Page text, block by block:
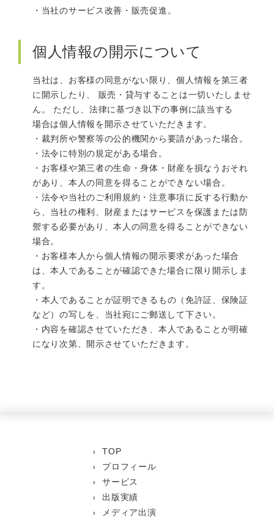
当社のサービス改善・販売促進。
個人情報の開示について
当社は、お客様の同意がない限り、個人情報を第三者
に開示したり、 販売・貸与することは一切いたしませ
ん。 ただし、法律に基づき以下の事例に該当する
場合は個人情報を開示させていただきます。
裁判所や警察等の公的機関から要請があった場合。
法令に特別の規定がある場合。
お客様や第三者の生命・身体・財産を損なうおそれ
があり、本人の同意を得ることができない場合。
法令や当社のご利用規約・注意事項に反する行動か
ら、当社の権利、財産またはサービスを保護または防
禦する必要があり、本人の同意を得ることができない
場合。
お客様本人から個人情報の開示要求があった場合
は、本人であることが確認できた場合に限り開示しま
す。
本人であることが証明できるもの（免許証、保険証
など）の写しを、当社宛にご郵送して下さい。
内容を確認させていただき、本人であることが明確
になり次第、開示させていただきます。
TOP
プロフィール
サービス
出版実績
メディア出演